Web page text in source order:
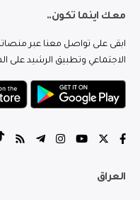
معك اينما تكون..
ابقى على تواصل معنا عبر
الاجتماعي وتطبيق الرشيد على
العراق